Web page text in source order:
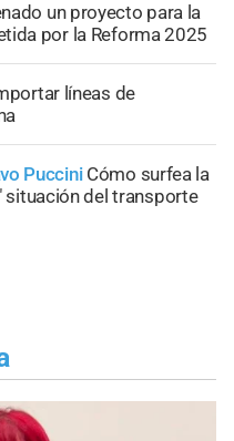
un proyecto para la
por la Reforma 2025
líneas de
Puccini Cómo surfea la
situación del transporte